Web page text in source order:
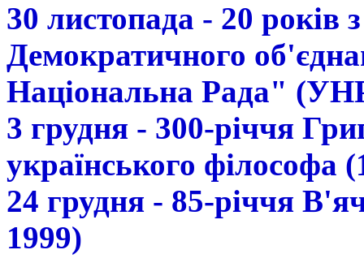
30 листопада - 20 років
Демократичного
Національна Рада"
3 грудня - 300-річчя
українського філософа
24 грудня - 85-річчя
1999)